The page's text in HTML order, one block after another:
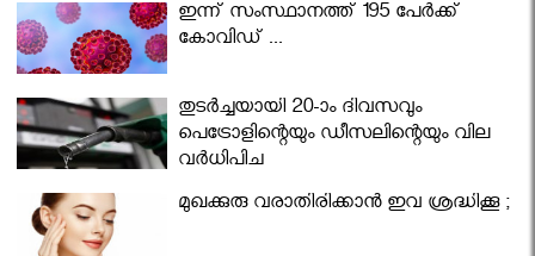
ഇന്ന് സംസ്ഥാനത്ത് 195 പേര്‍ക്ക്
കോവിഡ് ...
തുടർച്ചയായി 20-ാം ദിവസവും
പെട്രോളിന്റെയും ഡീസലിന്റെയും വില
വര്‍ധിപ്പിച്ചു
മുഖക്കുരു വരാതിരിക്കാന്‍ ഇവ ശ്രദ്ധിക്കൂ ;